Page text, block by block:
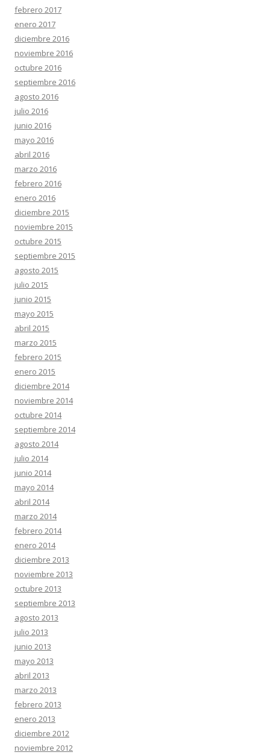
febrero 2017
enero 2017
diciembre 2016
noviembre 2016
octubre 2016
septiembre 2016
agosto 2016
julio 2016
junio 2016
mayo 2016
abril 2016
marzo 2016
febrero 2016
enero 2016
diciembre 2015
noviembre 2015
octubre 2015
septiembre 2015
agosto 2015
julio 2015
junio 2015
mayo 2015
abril 2015
marzo 2015
febrero 2015
enero 2015
diciembre 2014
noviembre 2014
octubre 2014
septiembre 2014
agosto 2014
julio 2014
junio 2014
mayo 2014
abril 2014
marzo 2014
febrero 2014
enero 2014
diciembre 2013
noviembre 2013
octubre 2013
septiembre 2013
agosto 2013
julio 2013
junio 2013
mayo 2013
abril 2013
marzo 2013
febrero 2013
enero 2013
diciembre 2012
noviembre 2012